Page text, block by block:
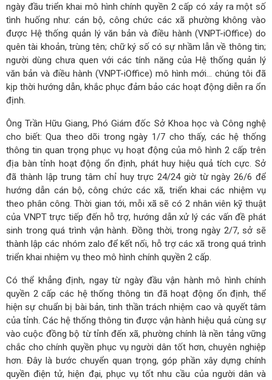
ngày đầu triển khai mô hình chính quyền 2 cấp có xảy ra một số
tình huống như: cán bộ, công chức các xã phường không vào
được Hệ thống quản lý văn bản và điều hành (VNPT-iOffice) do
quên tài khoản, trùng tên; chữ ký số có sự nhầm lẫn về thông tin;
người dùng chưa quen với các tính năng của Hệ thống quản lý
văn bản và điều hành (VNPT-iOffice) mô hình mới… chúng tôi đã
kịp thời hướng dẫn, khắc phục đảm bảo các hoạt động diễn ra ổn
định.
Ông Trần Hữu Giang, Phó Giám đốc Sở Khoa học và Công nghệ
cho biết: Qua theo dõi trong ngày 1/7 cho thấy, các hệ thống
thông tin quan trọng phục vụ hoạt động của mô hình 2 cấp trên
địa bàn tỉnh hoạt động ổn định, phát huy hiệu quả tích cực. Sở
đã thành lập trung tâm chỉ huy trực 24/24 giờ từ ngày 26/6 để
hướng dẫn cán bộ, công chức các xã, triển khai các nhiệm vụ
theo phân công. Thời gian tới, mỗi xã sẽ có 2 nhân viên kỹ thuật
của VNPT trực tiếp đến hỗ trợ, hướng dẫn xử lý các vấn đề phát
sinh trong quá trình vận hành. Đồng thời, trong ngày 2/7, sở sẽ
thành lập các nhóm zalo để kết nối, hỗ trợ các xã trong quá trình
triển khai nhiệm vụ theo mô hình chính quyền 2 cấp.
Có thể khẳng định, ngay từ ngày đầu vận hành mô hình chính
quyền 2 cấp các hệ thống thông tin đã hoạt động ổn định, thể
hiện sự chuẩn bị bài bản, tinh thần trách nhiệm cao và quyết tâm
của tỉnh. Các hệ thống thông tin được vận hành hiệu quả cùng sự
vào cuộc đồng bộ từ tỉnh đến xã, phường chính là nền tảng vững
chắc cho chính quyền phục vụ người dân tốt hơn, chuyên nghiệp
hơn. Đây là bước chuyển quan trọng, góp phần xây dựng chính
quyền điện tử, hiện đại, phục vụ tốt nhu cầu của người dân và